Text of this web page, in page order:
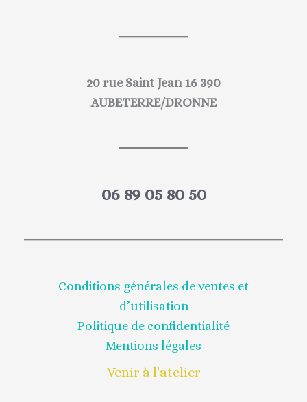
20 rue Saint Jean 16 390
AUBETERRE/DRONNE
06 89 05 80 50
Conditions générales de ventes et
d’utilisation
Politique de confidentialité
Mentions légales
Venir à l'atelier